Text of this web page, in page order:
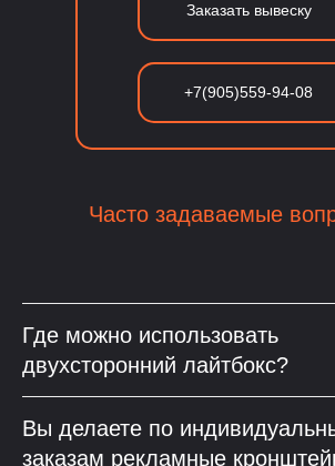
Заказать вывеску
+7(905)559-94-08
Часто задаваемые
Где можно использовать
двухсторонний лайтбокс?
Вы делаете по
заказам рекламные